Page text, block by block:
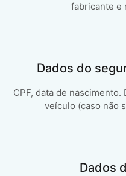
fabricante e
Dados do
CPF, data de
veículo (caso não
Dados